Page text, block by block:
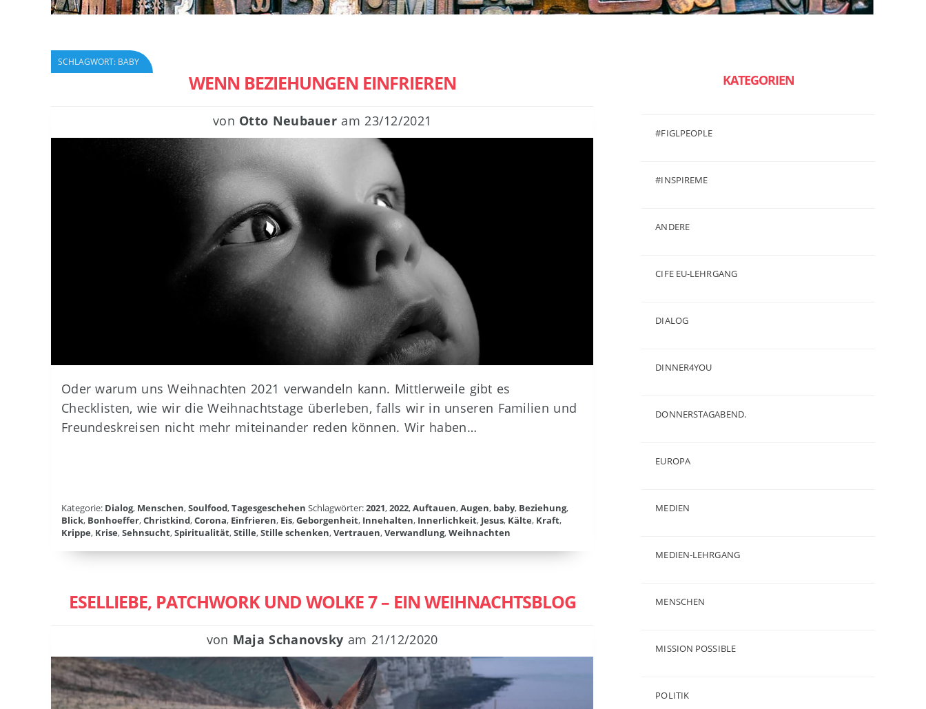
SCHLAGWORT: BABY
WENN BEZIEHUNGEN EINFRIEREN
von Otto Neubauer am23/12/2021
Oder warum uns Weihnachten 2021 verwandeln kann. Mittlerweile gibt es
Checklisten, wie wir die Weihnachtstage überleben, falls wir in unseren Familien und
Freundeskreisen nicht mehr miteinander reden können. Wir haben…
Kategorie: Dialog, Menschen,Soulfood,Tagesgeschehen Schlagwörter:2021,2022,Auftauen,Augen, baby, Beziehung,
Blick, Bonhoeffer,Christkind,Corona, Einfrieren, Eis,Geborgenheit, Innehalten, Innerlichkeit, Jesus, Kälte, Kraft,
Krippe, Krise,Sehnsucht,Spiritualität,Stille,Stille schenken,Vertrauen,Verwandlung,Weihnachten
ESELLIEBE, PATCHWORK UND WOLKE 7 – EIN WEIHNACHTSBLOG
von Maja Schanovsky am 21/12/2020
KATEGORIEN
#FIGLPEOPLE
#INSPIREME
ANDERE
CIFE EU-LEHRGANG
DIALOG
DINNER4YOU
DONNERSTAGABEND.
EUROPA
MEDIEN
MEDIEN-LEHRGANG
MENSCHEN
MISSION POSSIBLE
POLITIK